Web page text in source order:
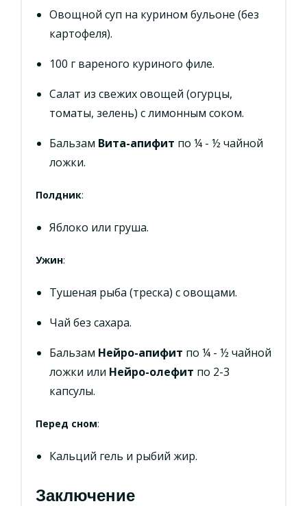
Овощной суп на курином бульоне (без
картофеля).
100 г вареного куриного филе.
Салат из свежих овощей (огурцы,
томаты, зелень) с лимонным соком.
Бальзам Вита-апифит по ¼ - ½ чайной
ложки.
Полдник:
Яблоко или груша.
Ужин:
Тушеная рыба (треска) с овощами.
Чай без сахара.
Бальзам Нейро-апифит по ¼ - ½ чайной
ложки или Нейро-олефит по 2-3
капсулы.
Перед сном:
Кальций гель и рыбий жир.
Заключение